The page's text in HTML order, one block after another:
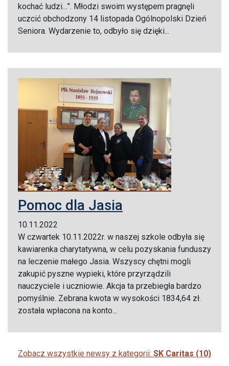
kochać ludzi…”. Młodzi swoim występem pragnęli
uczcić obchodzony 14 listopada Ogólnopolski Dzień
Seniora. Wydarzenie to, odbyło się dzięki...
Pomoc dla Jasia
10.11.2022
W czwartek 10.11.2022r. w naszej szkole odbyła się
kawiarenka charytatywna, w celu pozyskania funduszy
na leczenie małego Jasia. Wszyscy chętni mogli
zakupić pyszne wypieki, które przyrządzili
nauczyciele i uczniowie. Akcja ta przebiegła bardzo
pomyślnie. Zebrana kwota w wysokości 1834,64 zł.
została wpłacona na konto...
Zobacz wszystkie newsy z kategorii: SK Caritas (10)